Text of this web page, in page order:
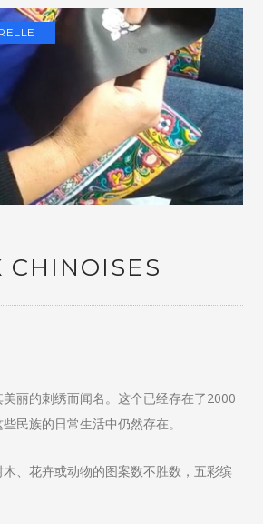
CHINOISES
丽的刺绣而闻名。这个已经存在了2000
民族的日常生活中仍然存在。
、花卉或动物的图案数不胜数，五彩缤